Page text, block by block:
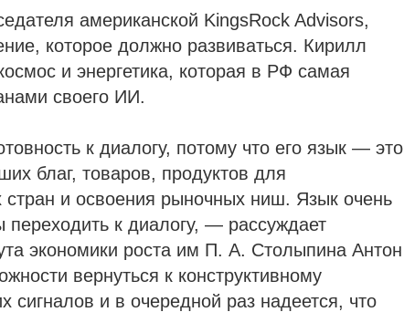
американской KingsRock Advisors,
которое должно развиваться. Кирилл
и энергетика, которая в РФ самая
своего ИИ.
к диалогу, потому что его язык — это
благ, товаров, продуктов для
и освоения рыночных ниш. Язык очень
переходить к диалогу, — рассуждает
экономики роста им П. А. Столыпина Антон
вернуться к конструктивному
сигналов и в очередной раз надеется, что